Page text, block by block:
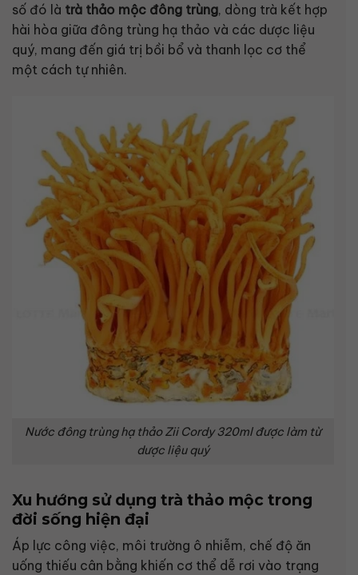
số đó là trà thảo mộc đông trùng, dòng trà kết hợp
hài hòa giữa đông trùng hạ thảo và các dược liệu
quý, mang đến giá trị bồi bổ và thanh lọc cơ thể
một cách tự nhiên.
Nước đông trùng hạ thảo Zii Cordy 320ml được làm từ
dược liệu quý
Xu hướng sử dụng trà thảo mộc trong
đời sống hiện đại
Áp lực công việc, môi trường ô nhiễm, chế độ ăn
uống thiếu cân bằng khiến cơ thể dễ rơi vào trạng